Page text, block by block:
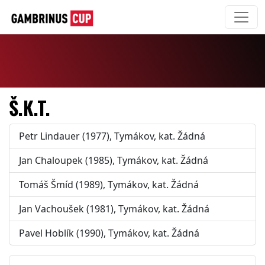
Š.K.T.
Petr Lindauer (1977), Tymákov, kat. Žádná
Jan Chaloupek (1985), Tymákov, kat. Žádná
Tomáš Šmíd (1989), Tymákov, kat. Žádná
Jan Vachoušek (1981), Tymákov, kat. Žádná
Pavel Hoblík (1990), Tymákov, kat. Žádná